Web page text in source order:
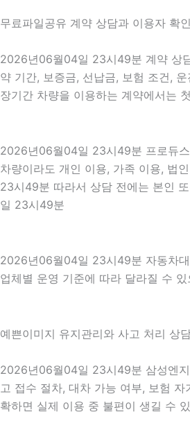
무료파일공유 계약 상담과 이용자
2026년06월04일 23시49분 계약 상
약 기간, 보증금, 선납금, 보험 조건,
장기간 차량을 이용하는 계약에서는
2026년06월04일 23시49분 프로듀
차량이라도 개인 이용, 가족 이용, 법
23시49분 따라서 상담 전에는 본인
일 23시49분
2026년06월04일 23시49분 자동차
업체별 운영 기준에 따라 달라질 수
예쁜이미지 유지관리와 사고 처리
2026년06월04일 23시49분 삼성엔
고 접수 절차, 대차 가능 여부, 보험
확하면 실제 이용 중 불편이 생길 수